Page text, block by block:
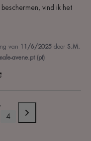
van 11/6/2025 door S.M.
avene.pt (pt)
4